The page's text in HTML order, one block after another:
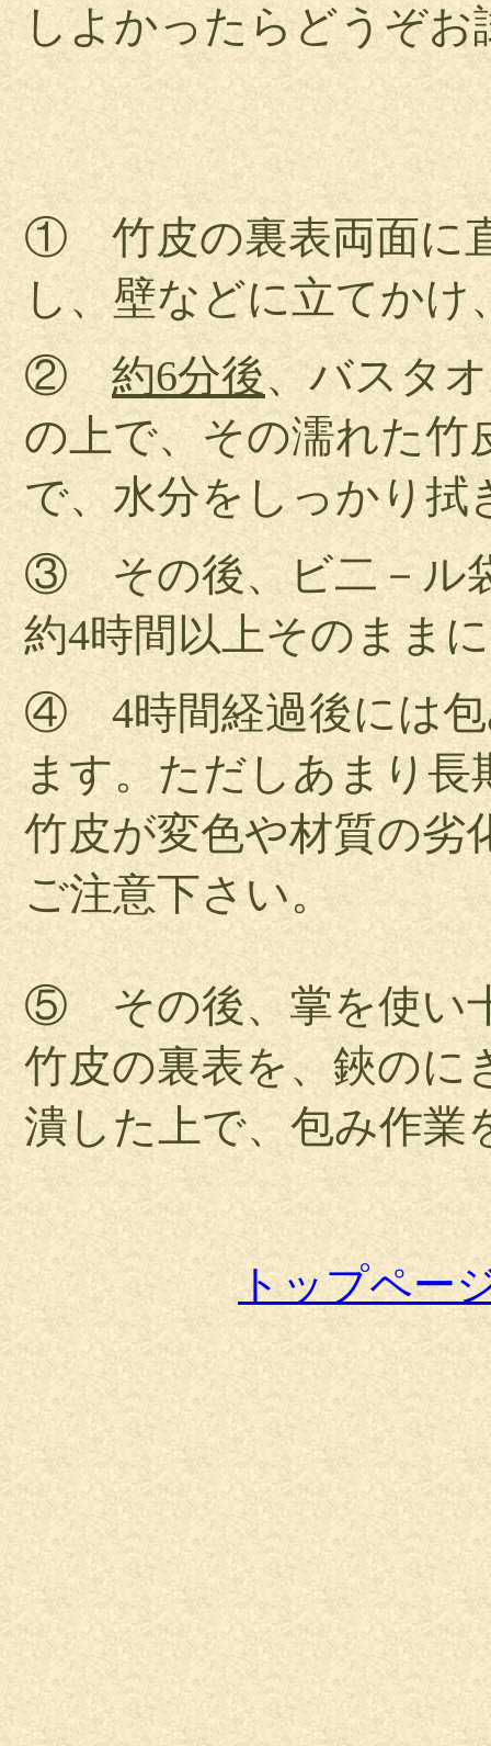
しよかったらどうぞお
① 竹皮の裏表両面に
し、壁などに立てかけ
②約6分後、バスタ
の上で、その濡れた竹
で、水分をしっかり拭
③ その後、ビ二－ル
約4時間以上そのまま
④ 4時間経過後には包
ます。ただしあまり
竹皮が変色や材質の劣
ご注意下さい。
⑤ その後、掌を使い
竹皮の裏表を、鋏のに
潰した上で、包み作業
トップペー